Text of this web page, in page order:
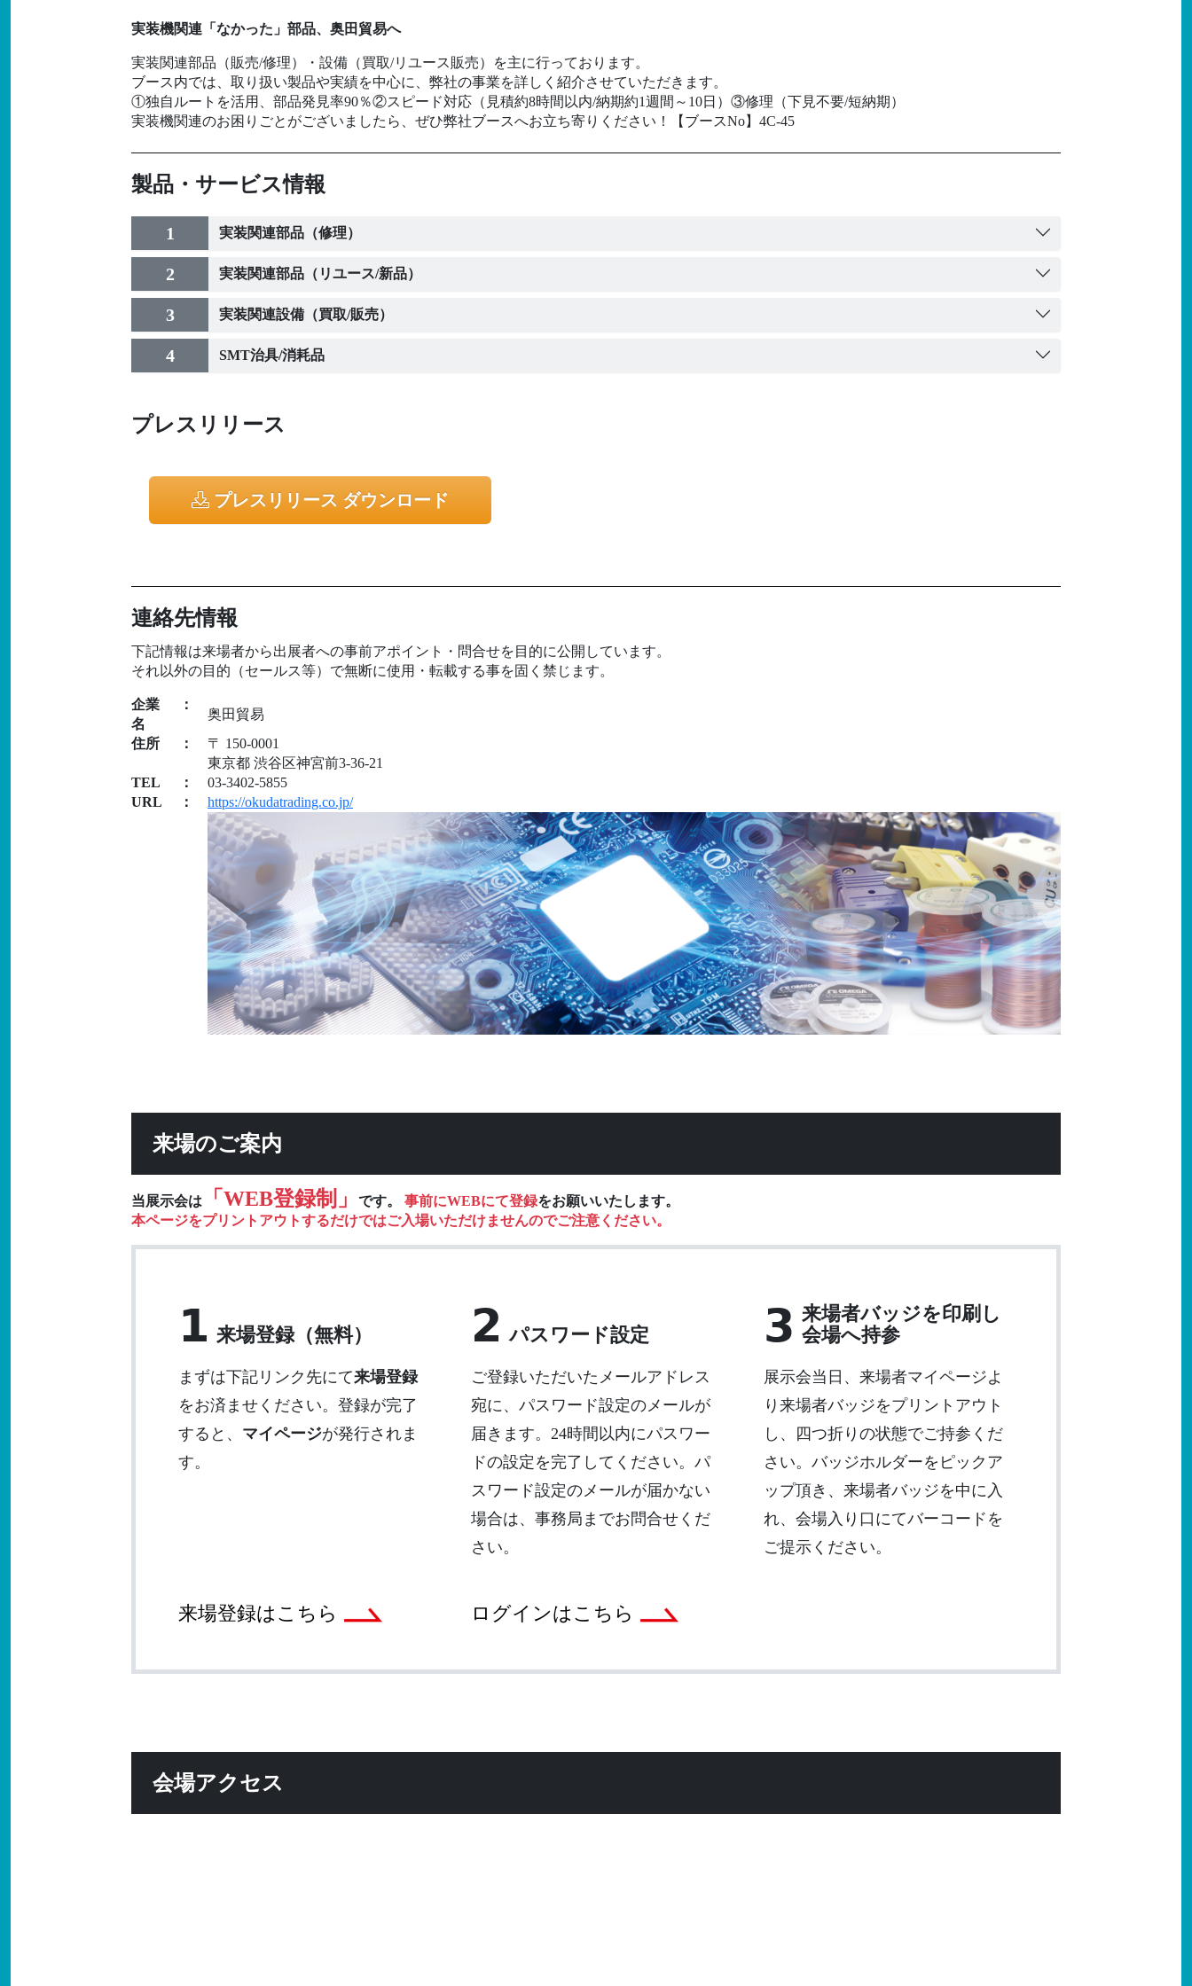
実装機関連「なかった」部品、奥田貿易へ
実装関連部品（販売/修理）・設備（買取/リユース販売）を主に行っております。
ブース内では、取り扱い製品や実績を中心に、弊社の事業を詳しく紹介させていただきます。
①独自ルートを活用、部品発見率90％②スピード対応（見積約8時間以内/納期約1週間～10日）③修理（下見不要/短納期）
実装機関連のお困りごとがございましたら、ぜひ弊社ブースへお立ち寄りください！【ブースNo】4C-45
製品・サービス情報
1 実装関連部品（修理）
2 実装関連部品（リユース/新品）
3 実装関連設備（買取/販売）
4 SMT治具/消耗品
プレスリリース
プレスリリース ダウンロード
連絡先情報
下記情報は来場者から出展者への事前アポイント・問合せを目的に公開しています。
それ以外の目的（セールス等）で無断に使用・転載する事を固く禁じます。
企業
名
：
奥田貿易
住所
： 〒 150-0001
東京都 渋谷区神宮前3-36-21
TEL
： 03-3402-5855
URL
： https://okudatrading.co.jp/
来場のご案内
当展示会は 「WEB登録制」 です。 事前にWEBにて登録をお願いいたします。
本ページをプリントアウトするだけではご入場いただけませんのでご注意ください。
1 来場登録（無料）
まずは下記リンク先にて来場登録
をお済ませください。登録が完了
すると、 マイページが発行されま
す。
来場登録はこちら
2 パスワード設定
ご登録いただいたメールアドレス
宛に、パスワード設定のメールが
届きます。24時間以内にパスワー
ドの設定を完了してください。パ
スワード設定のメールが届かない
場合は、事務局までお問合せくだ
さい。
ログインはこちら
3 来場者バッジを印刷し
会場へ持参
展示会当日、来場者マイページよ
り来場者バッジをプリントアウト
し、四つ折りの状態でご持参くだ
さい。バッジホルダーをピックア
ップ頂き、来場者バッジを中に入
れ、会場入り口にてバーコードを
ご提示ください。
会場アクセス